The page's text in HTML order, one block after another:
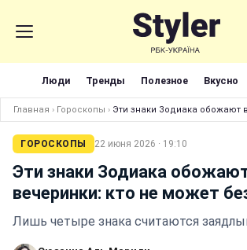
Люди Тренды Полезное Вкусно
Главная › Гороскопы › Эти знаки Зодиака обожают
ГОРОСКОПЫ 22 июня 2026 · 19:10
Эти знаки Зодиака
вечеринки: кто не может
Лишь четыре знака считаются